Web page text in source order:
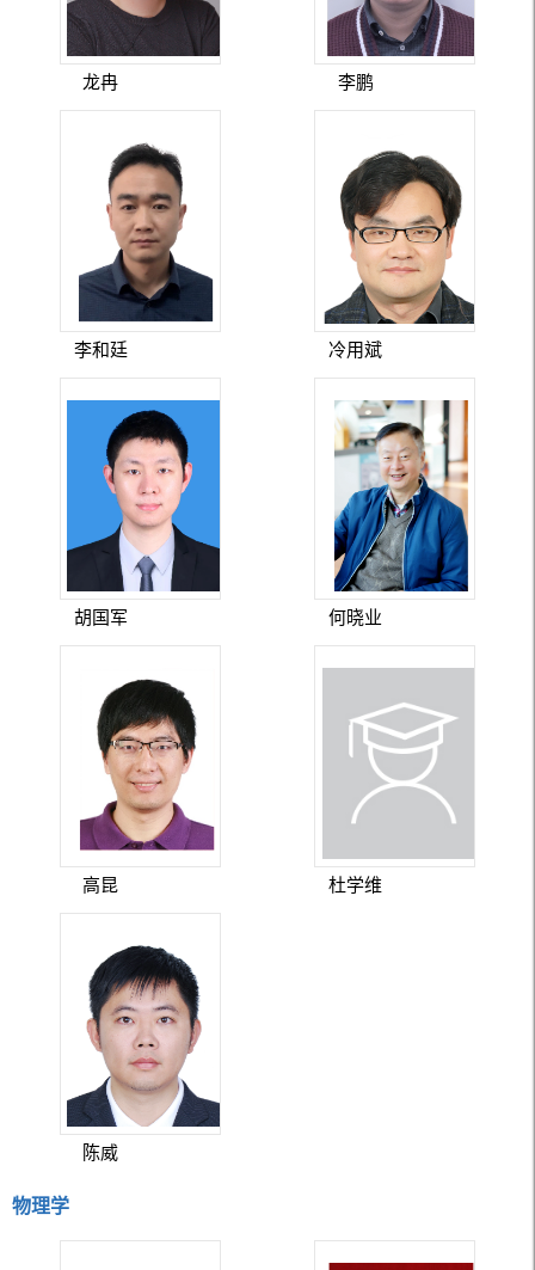
龙冉 李鹏
李和廷 冷用斌
胡国军 何晓业
高昆 杜学维
陈威
物理学